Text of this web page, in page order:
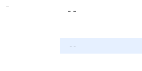
-
- -
- -
- -